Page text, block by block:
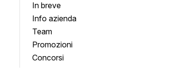
In breve
Info azienda
Team
Promozioni
Concorsi